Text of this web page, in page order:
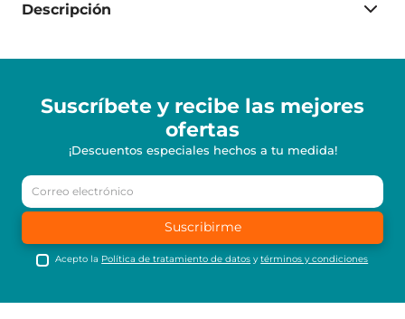
Descripción
Suscríbete y recibe las mejores
ofertas
¡Descuentos especiales hechos a tu medida!
Suscribirme
Acepto la Política de tratamiento de datos ytérminos y condiciones